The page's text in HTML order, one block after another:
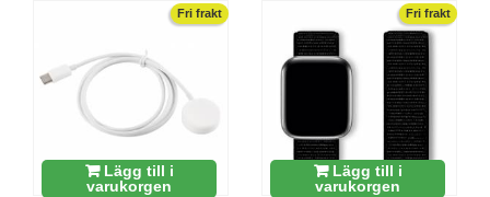
Fri frakt
Lägg till i
varukorgen
Fri frakt
Lägg till i
varukorgen